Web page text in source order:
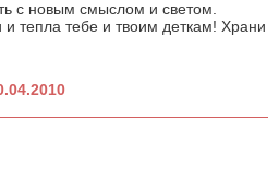
с новым смыслом и светом.
и тепла тебе и твоим деткам! Храни